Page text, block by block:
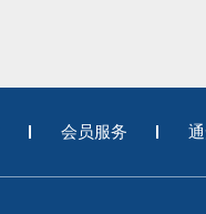
会员服务